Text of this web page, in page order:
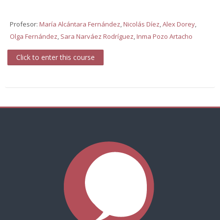
Profesor: María Alcántara Fernández,Nicolás Díez,Alex Dorey,
Olga Fernández, Sara Narváez Rodríguez,Inma Pozo Artacho
Click to enter this course